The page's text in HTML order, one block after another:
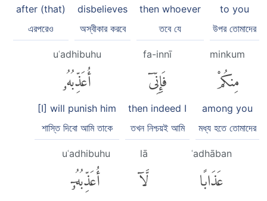
to you
উপর তোমাদের
then whoever
তবে যে
disbelieves
অস্বীকার করবে
after (that)
এরপরেও
minkum
مِنكُمْ
among you
মধ্য হতে তোমাদের
fa-innī
فَإِنِّىٓ
then indeed I
তখন নিশ্চয়ই আমি
uʿadhibuhu
أُعَذِّبُهُۥ
[I] will punish him
শাস্তি দিবো আমি তাকে
ʿadhāban
عَذَابًا
lā
لَّآ
uʿadhibuhu
أُعَذِّبُهُۥٓ